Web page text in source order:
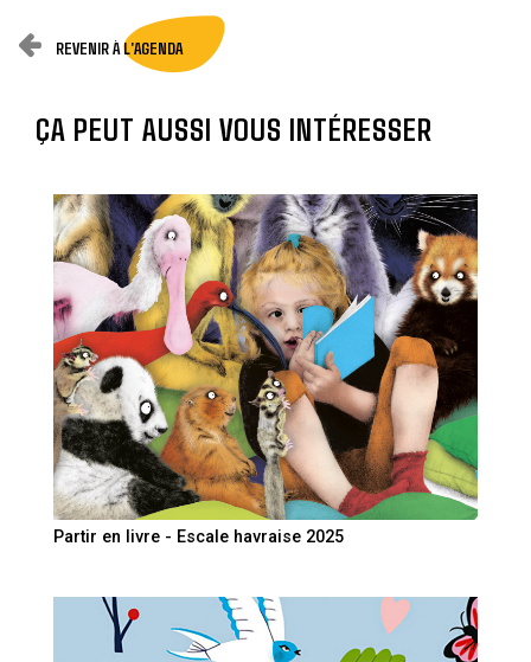
REVENIR À L'AGENDA
ÇA PEUT AUSSI VOUS INTÉRESSER
Partir en livre - Escale havraise 2025